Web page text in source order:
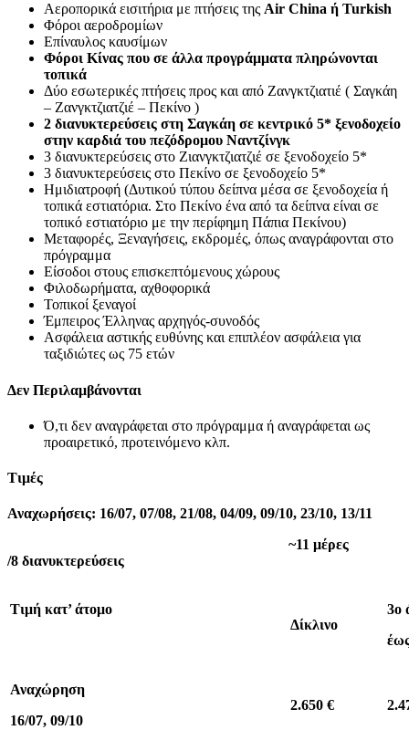
Αεροπορικά εισιτήρια με πτήσεις της Air China ή Turkish
Φόροι αεροδρομίων
Επίναυλος καυσίμων
Φόροι Κίνας που σε άλλα προγράμματα πληρώνονται
τοπικά
Δύο εσωτερικές πτήσεις προς και από Ζανγκτζιατιέ ( Σαγκάη
– Ζανγκτζιατζιέ – Πεκίνο )
2 διανυκτερεύσεις στη Σαγκάη σε κεντρικό 5* ξενοδοχείο
στην καρδιά του πεζόδρομου Ναντζίνγκ
3 διανυκτερεύσεις στο Ζιανγκτζιατζιέ σε ξενοδοχείο 5*
3 διανυκτερεύσεις στο Πεκίνο σε ξενοδοχείο 5*
Ημιδιατροφή (Δυτικού τύπου δείπνα μέσα σε ξενοδοχεία ή
τοπικά εστιατόρια. Στο Πεκίνο ένα από τα δείπνα είναι σε
τοπικό εστιατόριο με την περίφημη Πάπια Πεκίνου)
Μεταφορές, Ξεναγήσεις, εκδρομές, όπως αναγράφονται στο
πρόγραμμα
Είσοδοι στους επισκεπτόμενους χώρους
Φιλοδωρήματα, αχθοφορικά
Τοπικοί ξεναγοί
Έμπειρος Έλληνας αρχηγός-συνοδός
Ασφάλεια αστικής ευθύνης και επιπλέον ασφάλεια για
ταξιδιώτες ως 75 ετών
Δεν Περιλαμβάνονται
Ό,τι δεν αναγράφεται στο πρόγραμμα ή αναγράφεται ως
προαιρετικό, προτεινόμενο κλπ.
Τιμές
Αναχωρήσεις: 16/07, 07/08, 21/08, 04/09, 09/10, 23/10, 13/11
~11 μέρες
/8 διανυκτερεύσεις
Τιμή κατ’ άτομο
Δίκλινο
3ο
Αναχώρηση
16/07, 09/10
2.650 € 2.